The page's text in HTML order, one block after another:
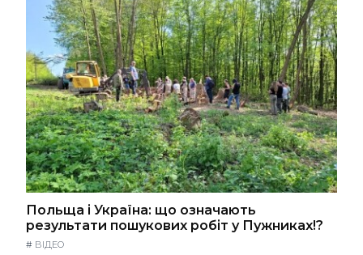
Польща і Україна: що означають
результати пошукових робіт у Пужниках!?
# ВІДЕО